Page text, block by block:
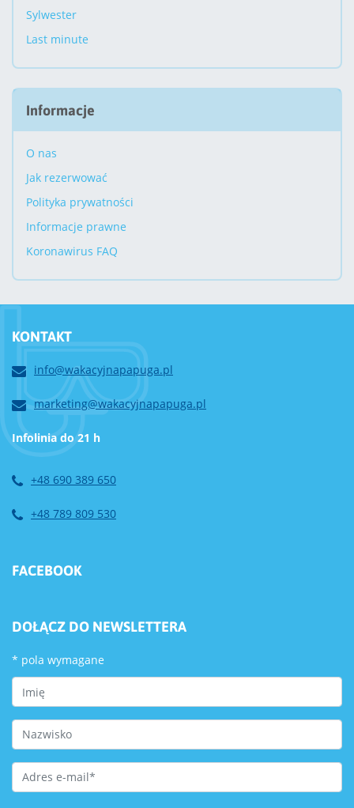
Sylwester
Last minute
Informacje
O nas
Jak rezerwować
Polityka prywatności
Informacje prawne
Koronawirus FAQ
KONTAKT
info@wakacyjnapapuga.pl
marketing@wakacyjnapapuga.pl
Infolinia do 21 h
+48 690 389 650
+48 789 809 530
FACEBOOK
DOŁĄCZ DO NEWSLETTERA
* pola wymagane
First Name
Last Name
Email Address*